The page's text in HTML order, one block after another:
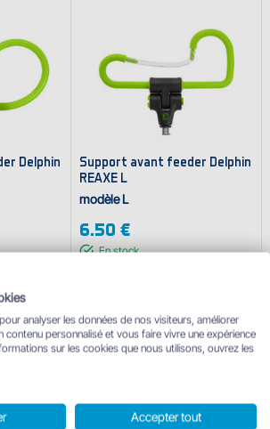
Delphin
Support avant feeder Delphin
REAXE L
modèle L
6.50 €
En stock
analyser les données de nos visiteurs, améliorer
contenu personnalisé et vous faire vivre une expérience
sur les cookies que nous utilisons, ouvrez les
Accepter tout